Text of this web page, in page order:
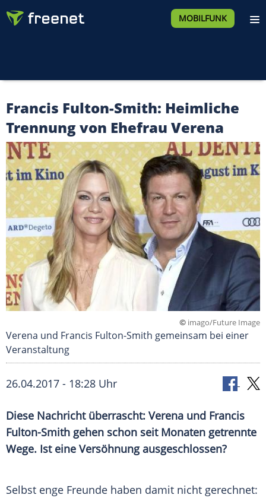
MOBILFUNK
Francis Fulton-Smith: Heimliche
Trennung von Ehefrau Verena
© imago/Future Image
Verena und Francis Fulton-Smith gemeinsam bei einer
Veranstaltung
26.04.2017 - 18:28 Uhr
Diese Nachricht überrascht: Verena und Francis
Fulton-Smith gehen schon seit Monaten getrennte
Wege. Ist eine Versöhnung ausgeschlossen?
Selbst enge Freunde haben damit nicht gerechnet: